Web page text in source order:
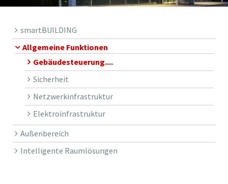
smartBUILDING
Allgemeine Funktionen
Gebäudesteuerung....
Sicherheit
Netzwerkinfrastruktur
Elektroinfrastruktur
Außenbereich
Intelligente Raumlösungen